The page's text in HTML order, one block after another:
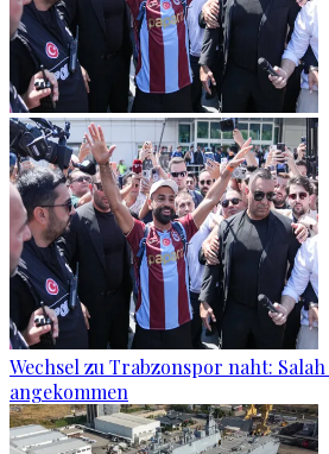
Wechsel zu Trabzonspor naht:
angekommen